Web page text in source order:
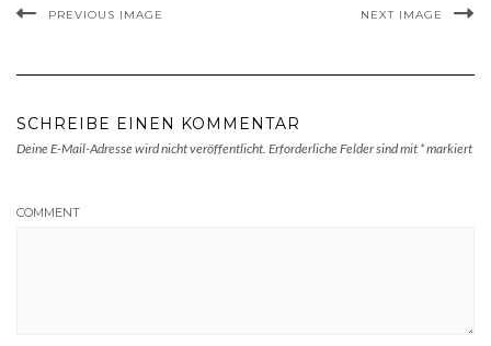
PREVIOUS IMAGE NEXT IMAGE
SCHREIBE EINEN KOMMENTAR
Deine E-Mail-Adresse wird nicht veröffentlicht. Erforderliche Felder sind mit *markiert
COMMENT